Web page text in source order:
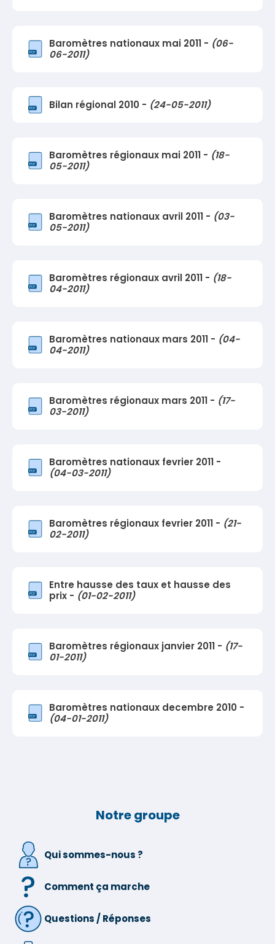
Baromètres nationaux mai 2011 - (06-
06-2011)
Bilan régional 2010 - (24-05-2011)
Baromètres régionaux mai 2011 - (18-
05-2011)
Baromètres nationaux avril 2011 - (03-
05-2011)
Baromètres régionaux avril 2011 - (18-
04-2011)
Baromètres nationaux mars 2011 - (04-
04-2011)
Baromètres régionaux mars 2011 - (17-
03-2011)
Baromètres nationaux fevrier 2011 -
(04-03-2011)
Baromètres régionaux fevrier 2011 - (21-
02-2011)
Entre hausse des taux et hausse des
prix - (01-02-2011)
Baromètres régionaux janvier 2011 - (17-
01-2011)
Baromètres nationaux decembre 2010 -
(04-01-2011)
Notre groupe
Qui sommes-nous ?
Comment ça marche
Questions / Réponses